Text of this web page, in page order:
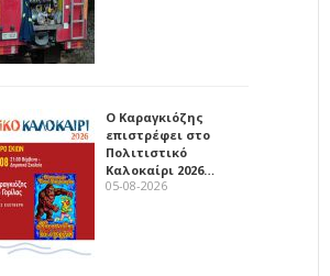
Ο Καραγκιόζης
επιστρέφει στο
Πολιτιστικό
Καλοκαίρι 2026…
05-08-2026